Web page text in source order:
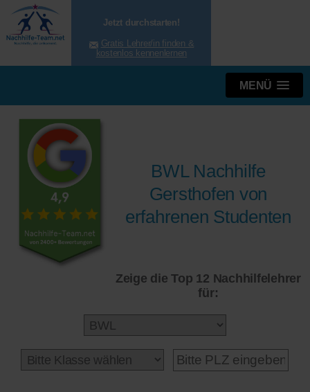
Jetzt durchstarten!
Gratis Lehrer/in finden &
kostenlos kennenlernen
MENÜ
BWL Nachhilfe
Gersthofen von
erfahrenen Studenten
Zeige die Top 12 Nachhilfelehrer
für: